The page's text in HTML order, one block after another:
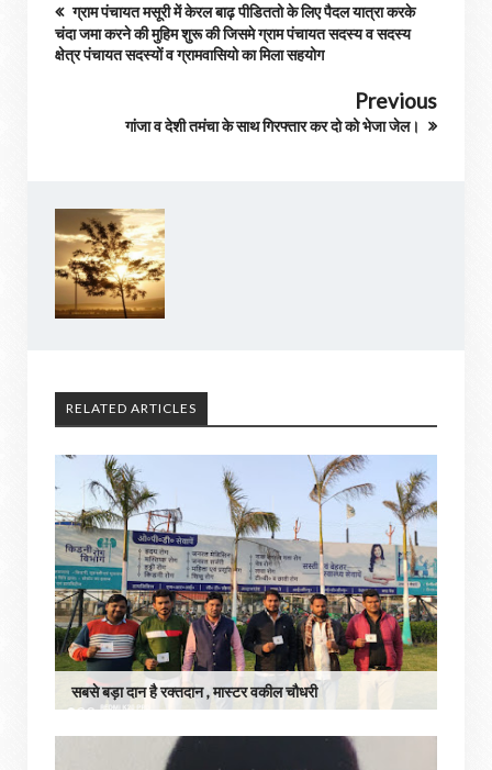
ग्राम पंचायत मसूरी में केरल बाढ़ पीडिततो के लिए पैदल यात्रा करके
चंदा जमा करने की मुहिम शुरू की जिसमे ग्राम पंचायत सदस्य व सदस्य
क्षेत्र पंचायत सदस्यों व ग्रामवासियो का मिला सहयोग
Previous
गांजा व देशी तमंचा के साथ गिरफ्तार कर दो को भेजा जेल।
RELATED ARTICLES
सबसे बड़ा दान है रक्तदान , मास्टर वकील चौधरी